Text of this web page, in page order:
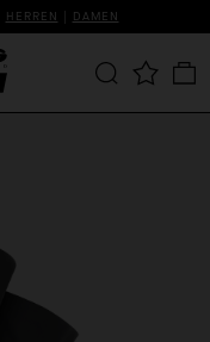
HERREN | DAMEN